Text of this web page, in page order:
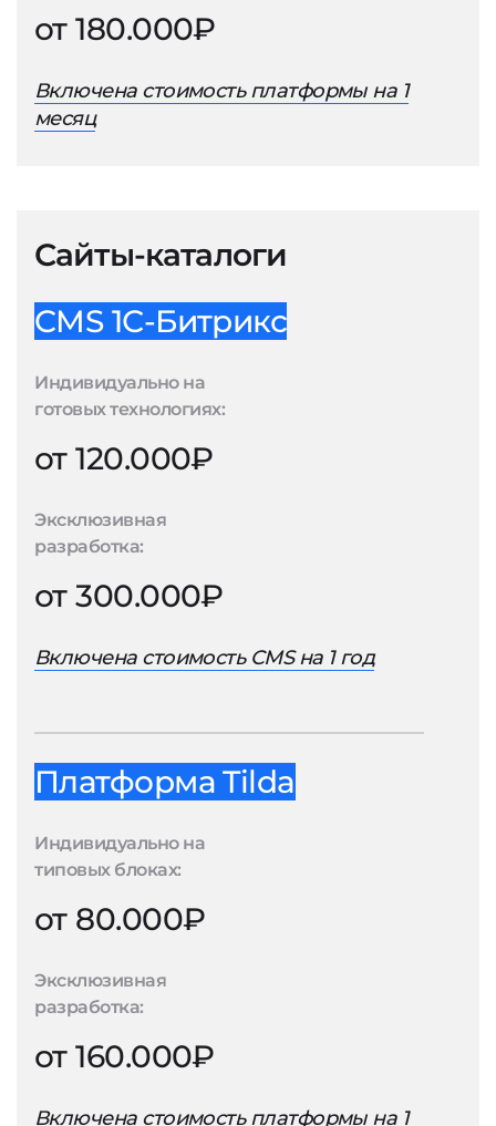
от 180.000₽
Включена стоимость платформы на 1
месяц
Сайты-каталоги
CMS 1С-Битрикс
Индивидуально на
готовых технологиях:
от 120.000₽
Эксклюзивная
разработка:
от 300.000₽
Включена стоимость CMS на 1 год
Платформа Tilda
Индивидуально на
типовых блоках:
от 80.000₽
Эксклюзивная
разработка:
от 160.000₽
Включена стоимость платформы на 1